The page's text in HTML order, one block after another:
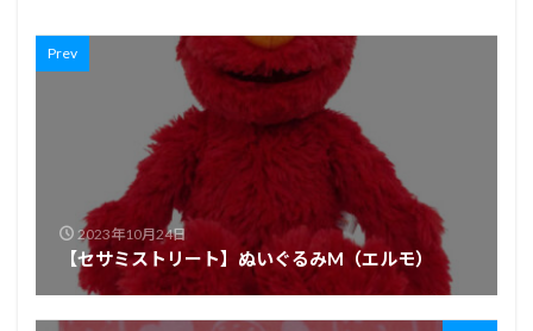
Prev
2023年10月24日
【セサミストリート】ぬいぐるみM（エルモ）